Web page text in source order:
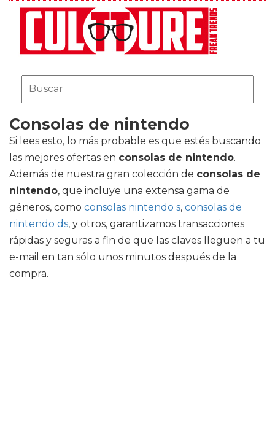
Consolas de nintendo
Si lees esto, lo más probable es que estés buscando
las mejores ofertas en consolas de nintendo.
Además de nuestra gran colección de consolas de
nintendo, que incluye una extensa gama de
géneros, como consolas nintendo s, consolas de
nintendo ds, y otros, garantizamos transacciones
rápidas y seguras a fin de que las claves lleguen a tu
e-mail en tan sólo unos minutos después de la
compra.